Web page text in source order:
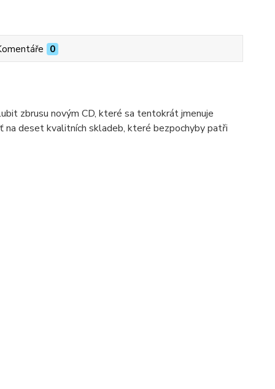
0
zbrusu novým CD, které sa tentokrát jmenuje
deset kvalitních skladeb, které bezpochyby patři